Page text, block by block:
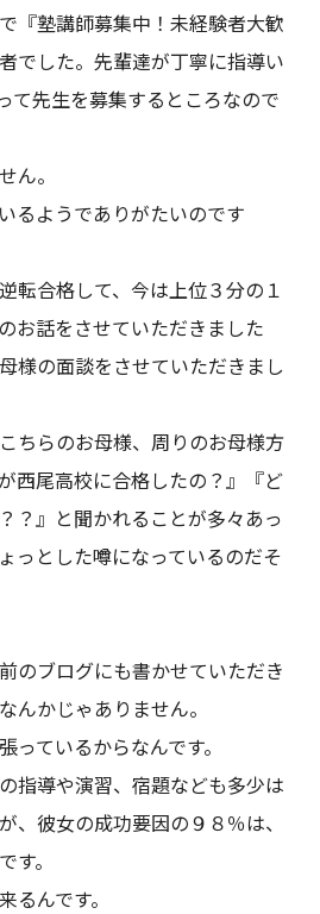
『塾講師募集中！未経験者大歓
でした。先輩達が丁寧に指導い
て先生を募集するところなので
ん。
るようでありがたいのです
転合格して、今は上位３分の１
お話をさせていただきました
様の面談をさせていただきまし
ちらのお母様、周りのお母様方
尾高校に合格したの？』『ど
？』と聞かれることが多々あっ
っとした噂になっているのだそ
のブログにも書かせていただき
んかじゃありません。
っているからなんです。
指導や演習、宿題なども多少は
、彼女の成功要因の９８％は、
す。
るんです。